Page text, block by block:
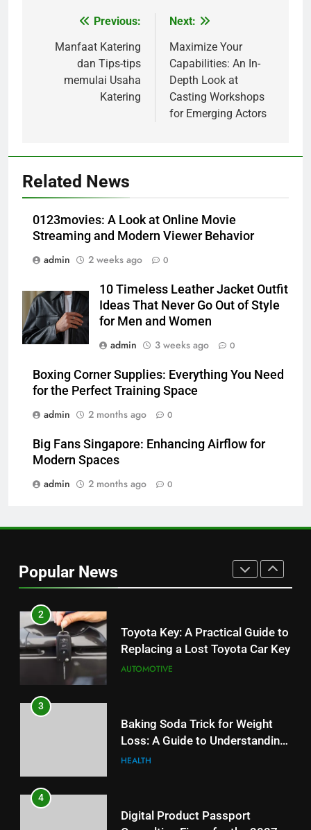
navigation
Previous:
Manfaat Katering
dan Tips-tips
memulai Usaha
Katering
Next:
Maximize Your
Capabilities: An In-
Depth Look at
Casting Workshops
for Emerging Actors
Related News
0123movies: A Look at Online Movie
Streaming and Modern Viewer Behavior
admin
2 weeks ago 0
10 Timeless Leather Jacket Outfit
Ideas That Never Go Out of Style
for Men and Women
admin
3 weeks ago 0
Boxing Corner Supplies: Everything You Need
for the Perfect Training Space
admin
2 months ago 0
Big Fans Singapore: Enhancing Airflow for
Modern Spaces
admin
2 months ago 0
Popular News
5
Modern Wellness Trends and
Common Questions About
Instagram Account Purchase
and Market Development
TECHNOLOGY
7
Which One Is Worth Buying?
BUSINESS
JNR Vape: A Detailed Look at
User Experience
BUSINESS
Can Affect Your Monthly Search
2
Toyota Key: A Practical Guide to
Replacing a Lost Toyota Car Key
AUTOMOTIVE
3
Baking Soda Trick for Weight
Loss: A Guide to Understanding
Reliable Wellness Information
HEALTH
4
Digital Product Passport